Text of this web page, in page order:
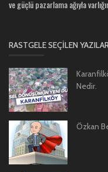
ve güçlü pazarlama ağıyla
RASTGELE SEÇILEN
Nedir.
Özkan